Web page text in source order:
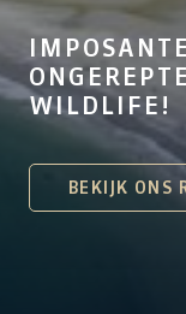
WILDLIFE!
BEKIJK ONS